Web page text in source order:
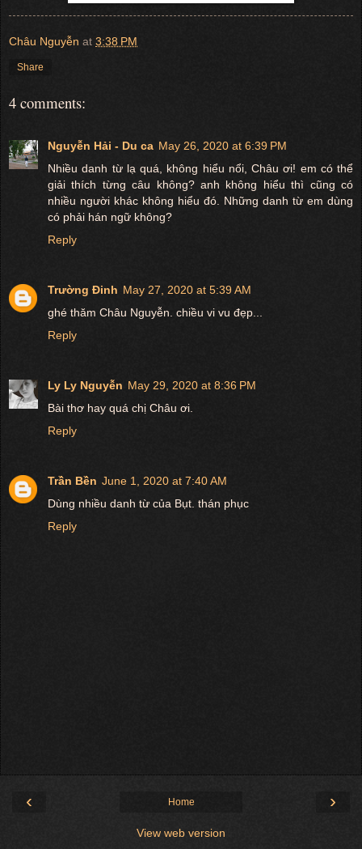
Châu Nguyễn at 3:38 PM
Share
4 comments:
Nguyễn Hải - Du ca May 26, 2020 at 6:39 PM
Nhiều danh từ lạ quá, không hiểu nổi, Châu ơi! em có thể
giải thích từng câu không? anh không hiểu thì cũng có
nhiều người khác không hiểu đó. Những danh từ em dùng
có phải hán ngữ không?
Reply
Trường Đinh May 27, 2020 at 5:39 AM
ghé thăm Châu Nguyễn. chiều vi vu đẹp...
Reply
Ly Ly Nguyễn May 29, 2020 at 8:36 PM
Bài thơ hay quá chị Châu ơi.
Reply
Trần Bền June 1, 2020 at 7:40 AM
Dùng nhiều danh từ của Bụt. thán phục
Reply
‹ ›
Home
View web version